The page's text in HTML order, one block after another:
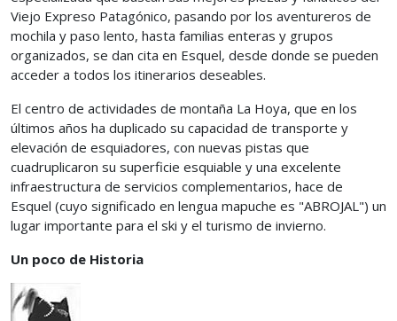
Viejo Expreso Patagónico, pasando por los aventureros de
mochila y paso lento, hasta familias enteras y grupos
organizados, se dan cita en Esquel, desde donde se pueden
acceder a todos los itinerarios deseables.
El centro de actividades de montaña La Hoya, que en los
últimos años ha duplicado su capacidad de transporte y
elevación de esquiadores, con nuevas pistas que
cuadruplicaron su superficie esquiable y una excelente
infraestructura de servicios complementarios, hace de
Esquel (cuyo significado en lengua mapuche es "ABROJAL") un
lugar importante para el ski y el turismo de invierno.
Un poco de Historia